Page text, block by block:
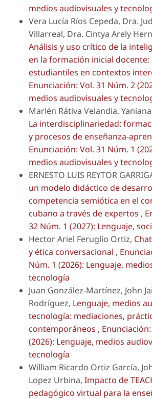
medios audiovisuales y
Vera Lucía Ríos Cepeda, Dra.
Villarreal, Dra. Cintya Arely
Análisis y uso crítico de la
en la formación inicial docente:
estudiantiles en contextos
Enunciación: Vol. 31 Núm. 2
medios audiovisuales y
Marlén Rátiva Velandia,
La interdisciplinariedad:
y procesos de enseñanza-
Enunciación: Vol. 31 Núm. 1
medios audiovisuales y
ERNESTO LUIS REYTOR
un modelo didáctico de
competencia semiótica en el
cubano a través de expertos ,
32 Núm. 1 (2027): Lenguaje,
Hector Ariel Feruglio Ortiz,
y ética conversacional ,
Núm. 1 (2026): Lenguaje,
tecnología
Juan González-Martínez, John
Rodríguez, Lenguaje, medios
tecnología: mediaciones,
contemporáneos ,
(2026): Lenguaje, medios
tecnología
William Ricardo Ortiz García,
Lopez Urbina, Impacto de
pedagógico virtual para la